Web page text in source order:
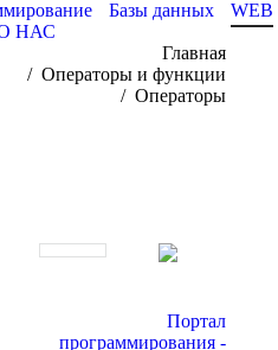
Базы данных
WEB
НАС
Главная
Операторы и функции
Операторы
Портал
программирования -